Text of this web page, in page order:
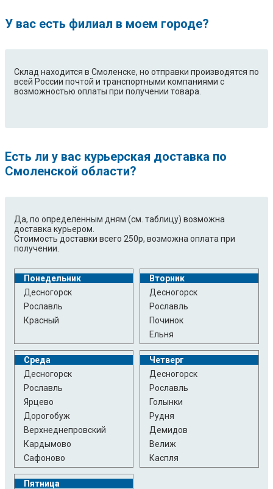
У вас есть филиал в моем городе?
Склад находится в Смоленске, но отправки производятся по
всей России почтой и транспортными компаниями с
возможностью оплаты при получении товара.
Есть ли у вас курьерская доставка по
Смоленской области?
Да, по определенным дням (см. таблицу) возможна
доставка курьером.
Стоимость доставки всего 250р, возможна оплата при
получении.
Понедельник
Десногорск
Рославль
Красный
Вторник
Десногорск
Рославль
Починок
Ельня
Среда
Десногорск
Рославль
Ярцево
Дорогобуж
Верхнеднепровский
Кардымово
Сафоново
Четверг
Десногорск
Рославль
Голынки
Рудня
Демидов
Велиж
Каспля
Пятница